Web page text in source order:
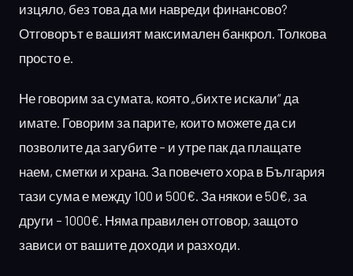
изцяло, без това да ми навреди финансово?
Отговорът е вашият максимален банкрол. Толкова
просто е.
Не говорим за сумата, която „бихте искали“ да
имате. Говорим за парите, които можете да си
позволите да загубите – и утре пак да плащате
наем, сметки и храна. За повечето хора в България
тази сума е между 100 и 500€. За някои е 50€, за
други – 1000€. Няма правилен отговор, защото
зависи от вашите доходи и разходи.